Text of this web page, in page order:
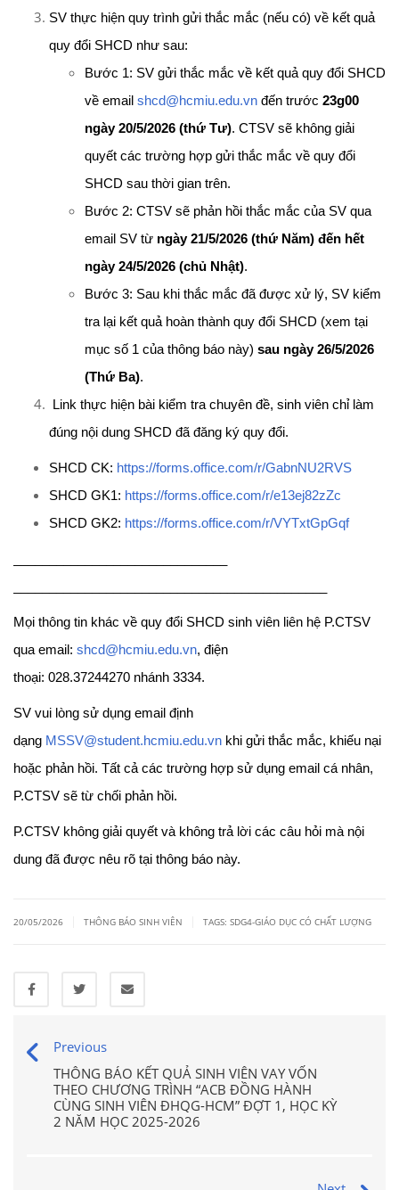
SV thực hiện quy trình gửi thắc mắc (nếu có) về kết quả
quy đổi SHCD như sau:
Bước 1: SV gửi thắc mắc về kết quả quy đổi SHCD
về email shcd@hcmiu.edu.vn đến trước 23g00
ngày 20/5/2026 (thứ Tư). CTSV sẽ không giải
quyết các trường hợp gửi thắc mắc về quy đổi
SHCD sau thời gian trên.
Bước 2: CTSV sẽ phản hồi thắc mắc của SV qua
email SV từ ngày 21/5/2026 (thứ Năm) đến hết
ngày 24/5/2026 (chủ Nhật).
Bước 3: Sau khi thắc mắc đã được xử lý, SV kiểm
tra lại kết quả hoàn thành quy đổi SHCD (xem tại
mục số 1 của thông báo này) sau ngày 26/5/2026
(Thứ Ba).
Link thực hiện bài kiểm tra chuyên đề, sinh viên chỉ làm
đúng nội dung SHCD đã đăng ký quy đổi.
SHCD CK: https://forms.office.com/r/GabnNU2RVS
SHCD GK1: https://forms.office.com/r/e13ej82zZc
SHCD GK2: https://forms.office.com/r/VYTxtGpGqf
Mọi thông tin khác về quy đổi SHCD sinh viên liên hệ P.CTSV
qua email: shcd@hcmiu.edu.vn, điện
thoại: 028.37244270 nhánh 3334.
SV vui lòng sử dụng email định
dạng MSSV@student.hcmiu.edu.vn khi gửi thắc mắc, khiếu nại
hoặc phản hồi. Tất cả các trường hợp sử dụng email cá nhân,
P.CTSV sẽ từ chối phản hồi.
P.CTSV không giải quyết và không trả lời các câu hỏi mà nội
dung đã được nêu rõ tại thông báo này.
20/05/2026 THÔNG BÁO SINH VIÊN TAGS: SDG4-GIÁO DỤC CÓ CHẤT LƯỢNG
Previous
THÔNG BÁO KẾT QUẢ SINH VIÊN VAY VỐN
THEO CHƯƠNG TRÌNH “ACB ĐỒNG HÀNH
CÙNG SINH VIÊN ĐHQG-HCM” ĐỢT 1, HỌC KỲ
2 NĂM HỌC 2025-2026